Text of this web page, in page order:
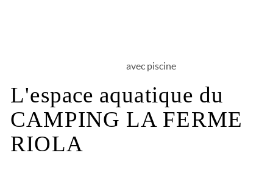
avec piscine
L'espace aquatique du
CAMPING LA FERME
RIOLA